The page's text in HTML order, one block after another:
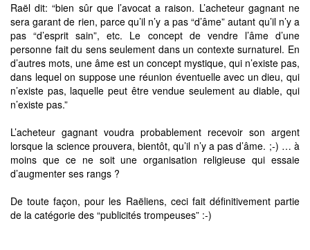
Raël dit: “bien sûr que l’avocat a raison. L’acheteur gagnant ne
sera garant de rien, parce qu’il n’y a pas “d’âme” autant qu’il n’y a
pas “d’esprit sain”, etc. Le concept de vendre l’âme d’une
personne fait du sens seulement dans un contexte surnaturel. En
d’autres mots, une âme est un concept mystique, qui n’existe pas,
dans lequel on suppose une réunion éventuelle avec un dieu, qui
n’existe pas, laquelle peut être vendue seulement au diable, qui
n’existe pas.”
L’acheteur gagnant voudra probablement recevoir son argent
lorsque la science prouvera, bientôt, qu’il n’y a pas d’âme. ;-) … à
moins que ce ne soit une organisation religieuse qui essaie
d’augmenter ses rangs ?
De toute façon, pour les Raëliens, ceci fait définitivement partie
de la catégorie des “publicités trompeuses” :-)